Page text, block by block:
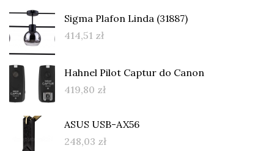
Sigma Plafon Linda (31887)
414,51 zł
Hahnel Pilot Captur do Canon
419,80 zł
ASUS USB-AX56
248,03 zł